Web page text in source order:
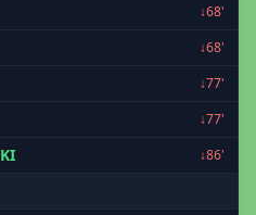
↓68'
↓68'
↓77'
↓77'
↓86'